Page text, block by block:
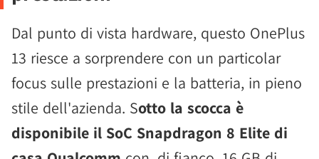
Dal punto di vista hardware, questo OnePlus
13 riesce a sorprendere con un particolar
focus sulle prestazioni e la batteria, in pieno
stile dell'azienda. Sotto la scocca è
disponibile il SoC Snapdragon 8 Elite di